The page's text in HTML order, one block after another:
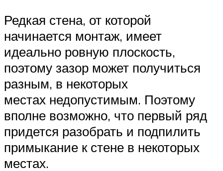
Редкая стена, от которой
начинается монтаж, имеет
идеально ровную плоскость,
поэтому зазор может получиться
разным, в некоторых
местах недопустимым. Поэтому
вполне возможно, что первый ряд
придется разобрать и подпилить
примыкание к стене в некоторых
местах.